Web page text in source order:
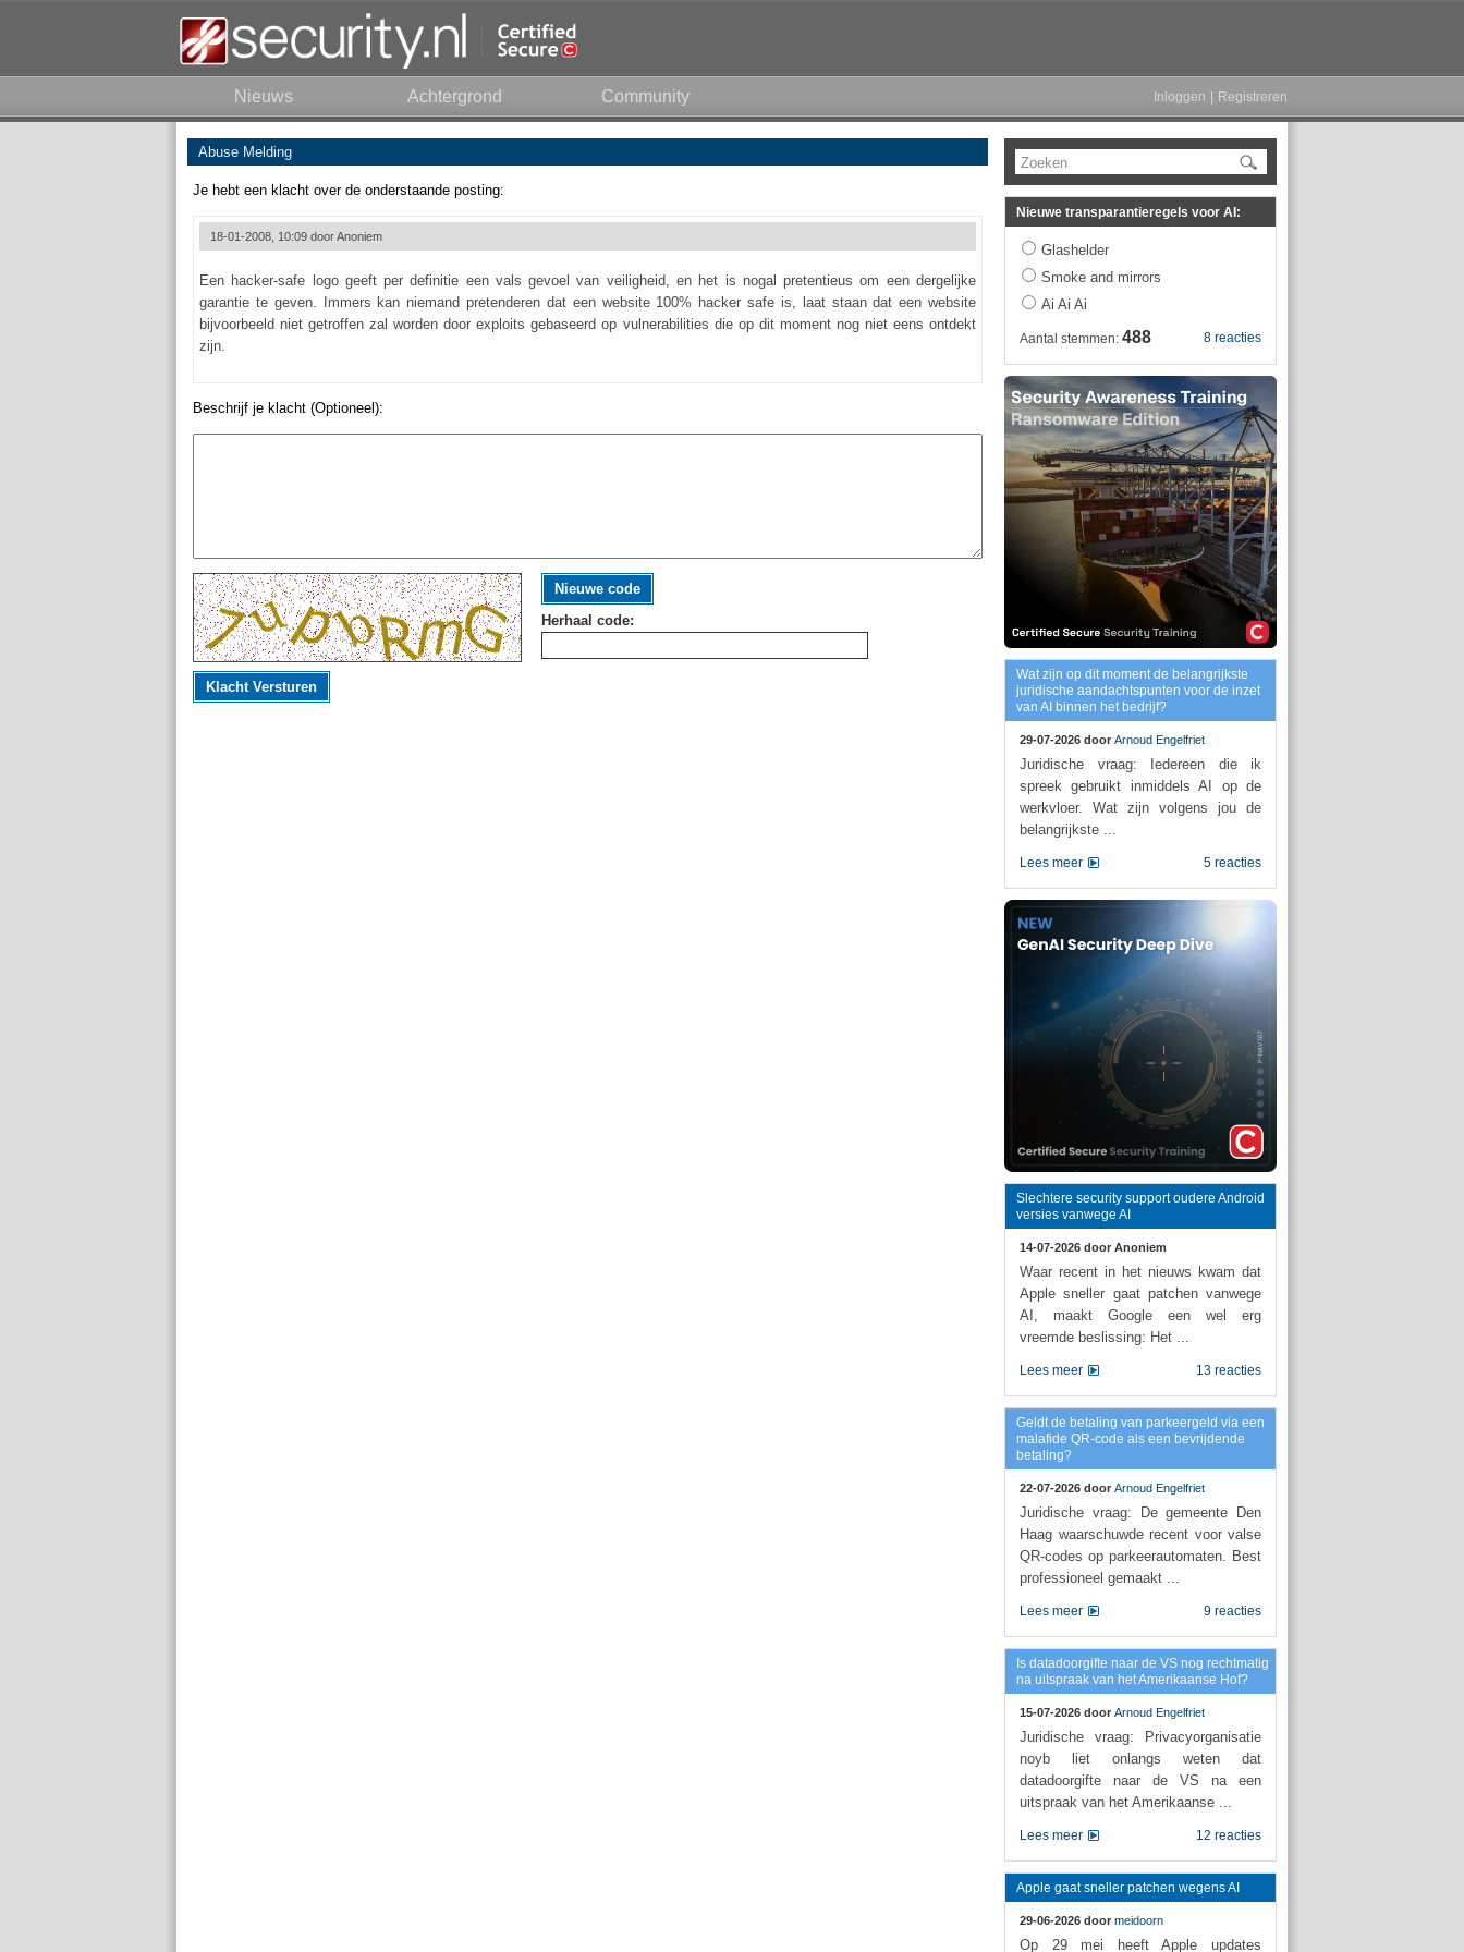
Nieuws Achtergrond Community Inloggen Registreren
Abuse Melding
Je hebt een klacht over de onderstaande posting:
18-01-2008, 10:09 doorAnoniem
Een hacker-safe logo geeft per definitie een vals gevoel van veiligheid, en het is nogal pretentieus om een dergelijke
garantie te geven. Immers kan niemand pretenderen dat een website 100% hacker safe is, laat staan dat een website
bijvoorbeeld niet getroffen zal worden door exploits gebaseerd op vulnerabilities die op dit moment nog niet eens ontdekt
zijn.
Beschrijf je klacht (Optioneel):
Nieuwe code
Herhaal code:
Klacht Versturen
Zoeken
Nieuwe transparantieregels voor AI:
Glashelder
Smoke and mirrors
Ai Ai Ai
8 reacties
Aantal stemmen: 488
Wat zijn op dit moment de belangrijkste
juridische aandachtspunten voor de inzet
van AI binnen het bedrijf?
29-07-2026 door Arnoud Engelfriet
Juridische vraag: Iedereen die ik
spreek gebruikt inmiddels AI op de
werkvloer. Wat zijn volgens jou de
belangrijkste ...
5 reacties
Lees meer
Slechtere security support oudere Android
versies vanwege AI
14-07-2026 door Anoniem
Waar recent in het nieuws kwam dat
Apple sneller gaat patchen vanwege
AI, maakt Google een wel erg
vreemde beslissing: Het ...
13 reacties
Lees meer
Geldt de betaling van parkeergeld via een
malafide QR-code als een bevrijdende
betaling?
22-07-2026 door Arnoud Engelfriet
Juridische vraag: De gemeente Den
Haag waarschuwde recent voor valse
QR-codes op parkeerautomaten. Best
professioneel gemaakt ...
9 reacties
Lees meer
Is datadoorgifte naar de VS nog rechtmatig
na uitspraak van het Amerikaanse Hof?
15-07-2026 door Arnoud Engelfriet
Juridische vraag: Privacyorganisatie
noyb liet onlangs weten dat
datadoorgifte naar de VS na een
uitspraak van het Amerikaanse ...
12 reacties
Lees meer
Apple gaat sneller patchen wegens AI
29-06-2026 door meidoorn
Op 29 mei heeft Apple updates